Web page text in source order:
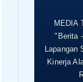
MEDIA
"Berita
Lapangan
Kinerja